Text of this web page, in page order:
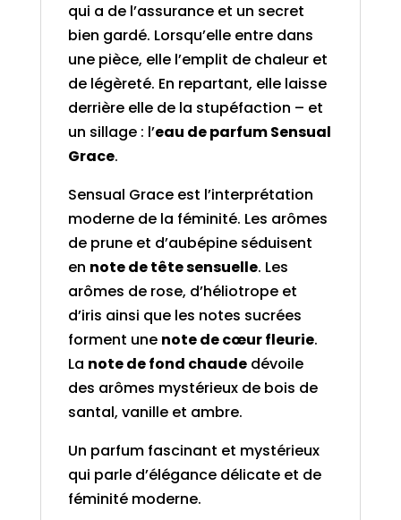
qui a de l’assurance et un secret
bien gardé. Lorsqu’elle entre dans
une pièce, elle l’emplit de chaleur et
de légèreté. En repartant, elle laisse
derrière elle de la stupéfaction – et
un sillage : l’eau de parfum Sensual
Grace.
Sensual Grace est l’interprétation
moderne de la féminité. Les arômes
de prune et d’aubépine séduisent
en note de tête sensuelle. Les
arômes de rose, d’héliotrope et
d’iris ainsi que les notes sucrées
forment une note de cœur fleurie.
La note de fond chaudedévoile
des arômes mystérieux de bois de
santal, vanille et ambre.
Un parfum fascinant et mystérieux
qui parle d’élégance délicate et de
féminité moderne.